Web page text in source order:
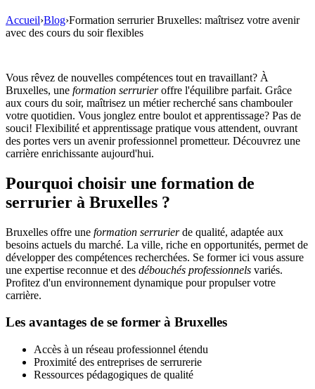
Accueil›Blog›Formation serrurier Bruxelles: maîtrisez votre avenir
avec des cours du soir flexibles
Vous rêvez de nouvelles compétences tout en travaillant? À
Bruxelles, une formation serrurieroffre l'équilibre parfait. Grâce
aux cours du soir, maîtrisez un métier recherché sans chambouler
votre quotidien. Vous jonglez entre boulot et apprentissage? Pas de
souci! Flexibilité et apprentissage pratique vous attendent, ouvrant
des portes vers un avenir professionnel prometteur. Découvrez une
carrière enrichissante aujourd'hui.
Pourquoi choisir une formation de
serrurier à Bruxelles ?
Bruxelles offre une formation serrurierde qualité, adaptée aux
besoins actuels du marché. La ville, riche en opportunités, permet de
développer des compétences recherchées. Se former ici vous assure
une expertise reconnue et des débouchés professionnels variés.
Profitez d'un environnement dynamique pour propulser votre
carrière.
Les avantages de se former à Bruxelles
Accès à un réseau professionnel étendu
Proximité des entreprises de serrurerie
Ressources pédagogiques de qualité